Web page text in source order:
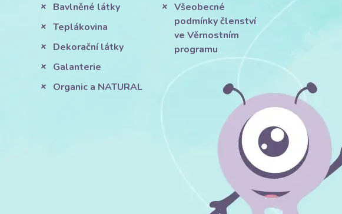
Bavlněné látky
Teplákovina
Dekorační látky
Galanterie
Organic a NATURAL
Všeobecné
podmínky členství
ve Věrnostním
programu